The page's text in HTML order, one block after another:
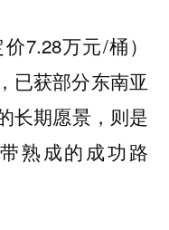
7.28万元/桶）
获部分东南亚
长期愿景，则是
熟成的成功路